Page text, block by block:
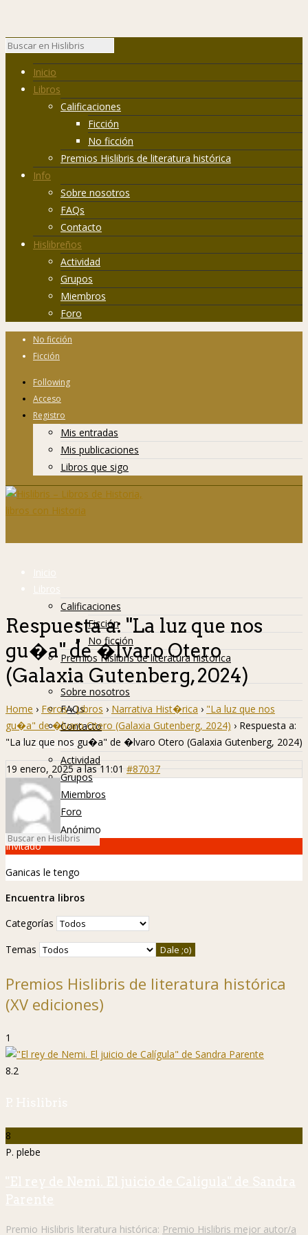
Inicio
Libros
Calificaciones
Ficción
No ficción
Premios Hislibris de literatura histórica
Info
Sobre nosotros
FAQs
Contacto
Hislibreños
Actividad
Grupos
Miembros
Foro
No ficción
Ficción
Following
Acceso
Registro
Mis entradas
Mis publicaciones
Libros que sigo
Inicio
Libros
Calificaciones
Ficción
No ficción
Premios Hislibris de literatura histórica
Info
Sobre nosotros
FAQs
Contacto
Hislibreños
Actividad
Grupos
Miembros
Foro
Respuesta a: "La luz que nos
gu�a" de �lvaro Otero
(Galaxia Gutenberg, 2024)
Home › Foros › Libros › Narrativa Hist�rica › "La luz que nos
gu�a" de �lvaro Otero (Galaxia Gutenberg, 2024) › Respuesta a:
"La luz que nos gu�a" de �lvaro Otero (Galaxia Gutenberg, 2024)
19 enero, 2025 a las 11:01 #87037
Anónimo
Invitado
Ganicas le tengo
Encuentra libros
Categorías
Temas
Premios Hislibris de literatura histórica
(XV ediciones)
1
8.2
P. Hislibris
8
P. plebe
"El rey de Nemi. El juicio de Calígula" de Sandra
Parente
Premio Hislibris literatura histórica: Premio Hislibris mejor autor/a